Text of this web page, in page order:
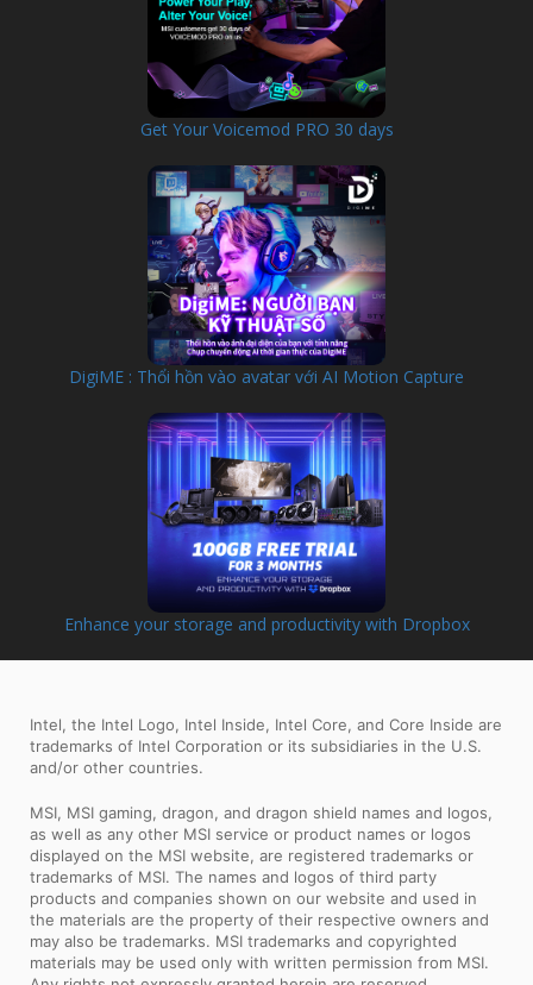
Get Your Voicemod PRO 30 days
DigiME : Thổi hồn vào avatar với AI Motion Capture
Enhance your storage and productivity with Dropbox
Intel, the Intel Logo, Intel Inside, Intel Core, and Core Inside are
trademarks of Intel Corporation or its subsidiaries in the U.S.
and/or other countries.
MSI, MSI gaming, dragon, and dragon shield names and logos,
as well as any other MSI service or product names or logos
displayed on the MSI website, are registered trademarks or
trademarks of MSI. The names and logos of third party
products and companies shown on our website and used in
the materials are the property of their respective owners and
may also be trademarks. MSI trademarks and copyrighted
materials may be used only with written permission from MSI.